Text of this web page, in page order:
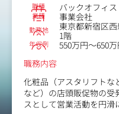
職種 バックオフィス
業種 事業会社
勤務地
東京都新宿区
1階
年収例
550万円～650
職務内容
化粧品（アスタリフトな
など）の店頭販促物の受
スとして営業活動を円